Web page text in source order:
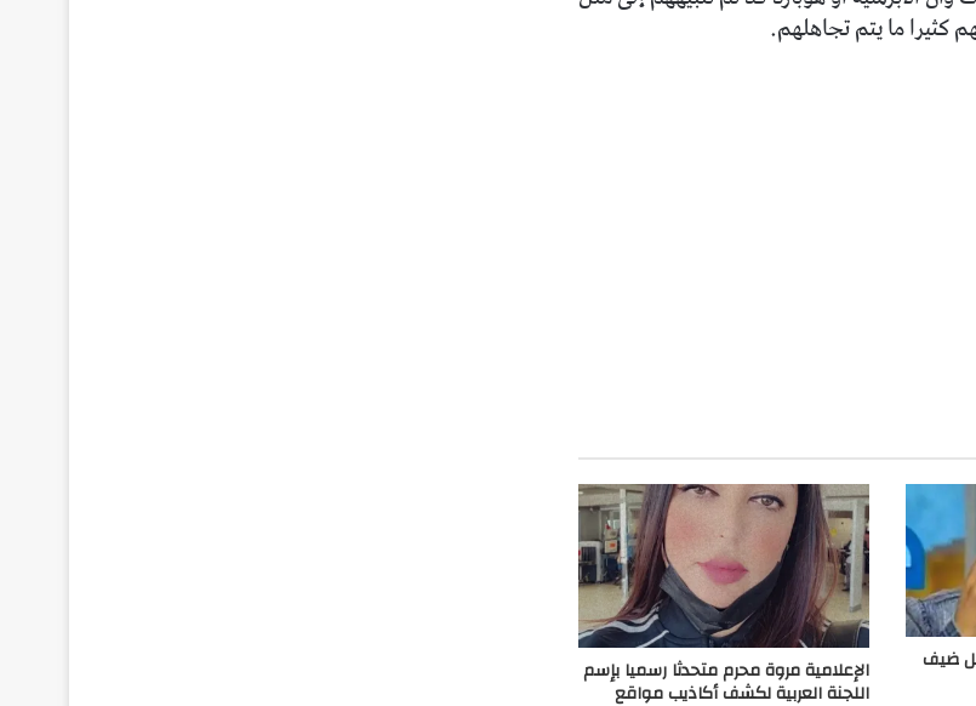
كثيرا ما يتم تجاهلهم.
ضيف الإعلامية مروة محرم متحدثا رسميا بإسم
اللجنة العربية لكشف أكاذيب مواقع